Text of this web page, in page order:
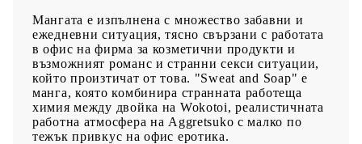
Мангата е изпълнена с множество забавни и
ежедневни ситуация, тясно свързани с работата
в офис на фирма за козметични продукти и
възможният романс и странни секси ситуации,
който произтичат от това. "Sweat and Soap" е
манга, която комбинира странната работеща
химия между двойка на Wokotoi, реалистичната
работна атмосфера на Aggretsuko с малко по
тежък привкус на офис еротика.